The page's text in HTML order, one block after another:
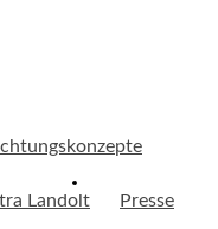
Landolt Presse